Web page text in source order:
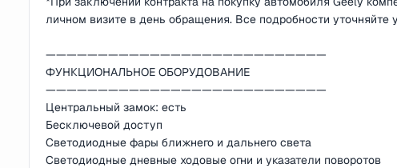
личном визите в день обращения. Все подробности
———————————————————————————
ФУНКЦИОНАЛЬНОЕ ОБОРУДОВАНИЕ
———————————————————————————
Центральный замок: есть
Бесключевой доступ
Светодиодные фары ближнего и дальнего света
Светодиодные дневные ходовые огни и указатели поворотов